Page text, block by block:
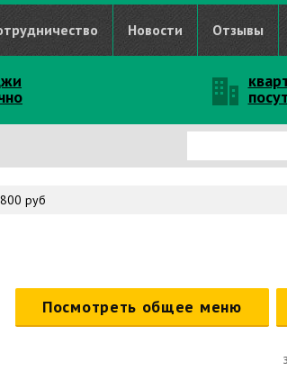
Новости Отзывы
руб
Посмотреть общее меню